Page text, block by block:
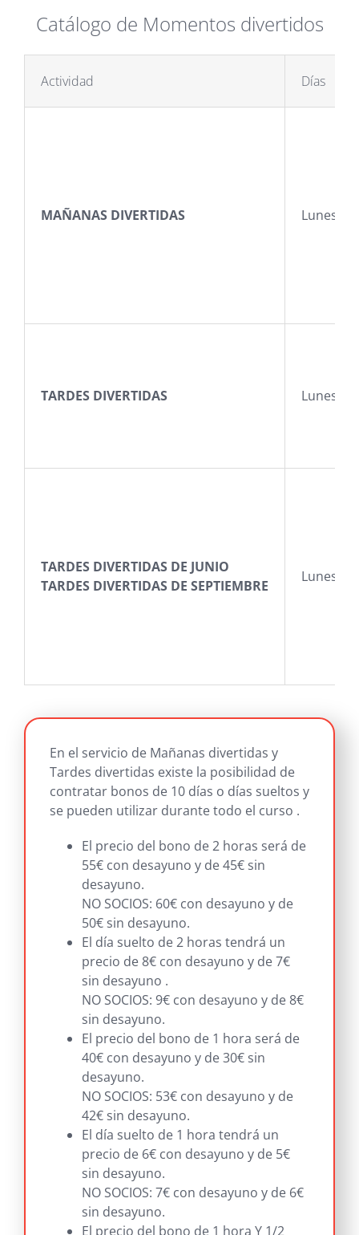
Catálogo de Momentos divertidos
Actividad Días
MAÑANAS DIVERTIDAS Lunes a
TARDES DIVERTIDAS Lunes a
TARDES DIVERTIDAS DE JUNIO
TARDES DIVERTIDAS DE SEPTIEMBRE
Lunes a
En el servicio de Mañanas divertidas y
Tardes divertidas existe la posibilidad de
contratar bonos de 10 días o días sueltos y
se pueden utilizar durante todo el curso .
El precio del bono de 2 horas será de
55€ con desayuno y de 45€ sin
desayuno.
NO SOCIOS: 60€ con desayuno y de
50€ sin desayuno.
El día suelto de 2 horas tendrá un
precio de 8€ con desayuno y de 7€
sin desayuno .
NO SOCIOS: 9€ con desayuno y de 8€
sin desayuno.
El precio del bono de 1 hora será de
40€ con desayuno y de 30€ sin
desayuno.
NO SOCIOS: 53€ con desayuno y de
42€ sin desayuno.
El día suelto de 1 hora tendrá un
precio de 6€ con desayuno y de 5€
sin desayuno.
NO SOCIOS: 7€ con desayuno y de 6€
sin desayuno.
El precio del bono de 1 hora Y 1/2